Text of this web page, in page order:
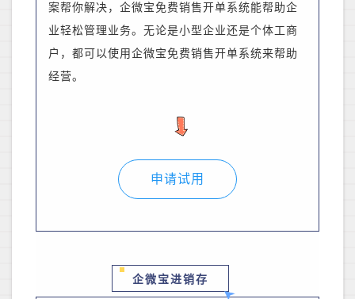
案帮你解决，企微宝免费销售开单系统能帮助企
业轻松管理业务。无论是小型企业还是个体工商
户，都可以使用企微宝免费销售开单系统来帮助
经营。
申请试用
企微宝进销存